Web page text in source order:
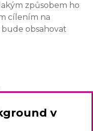
způsobem ho
cílením na
obsahovat
v